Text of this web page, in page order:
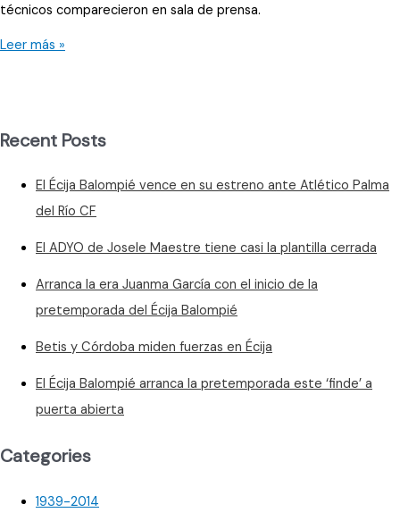
técnicos comparecieron en sala de prensa.
«El
ha
agradar»
Leer más »
Recent Posts
El Écija Balompié vence en su estreno ante Atlético Palma
del Río CF
El ADYO de Josele Maestre tiene casi la plantilla cerrada
Arranca la era Juanma García con el inicio de la
pretemporada del Écija Balompié
Betis y Córdoba miden fuerzas en Écija
El Écija Balompié arranca la pretemporada este ‘finde’ a
puerta abierta
Categories
1939-2014